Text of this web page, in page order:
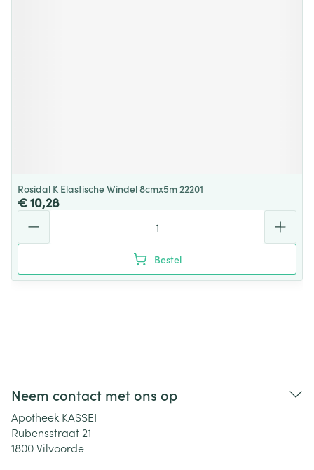
Rosidal K Elastische Windel 8cmx5m 22201
€ 10,28
Bestel
Neem contact met ons op
Apotheek KASSEI
Rubensstraat 21
1800Vilvoorde